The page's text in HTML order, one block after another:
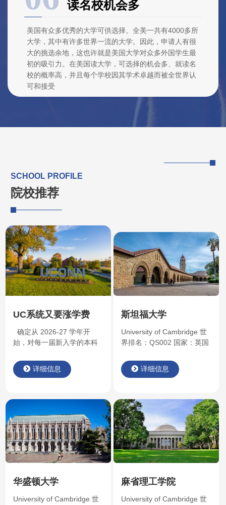
读名校机会多
美国有众多优秀的大学可供选择。全美一共有4000多所
大学，其中有许多世界一流的大学。因此，申请人有很
大的挑选余地，这也许就是美国大学对众多外国学生最
初的吸引力。在美国读大学，可选择的机会多、就读名
校的概率高，并且每个学校因其学术卓越而被全世界认
可和接受
SCHOOL PROFILE
院校推荐
UC系统又要涨学费
了！国际生一年费用
或逼近9万美元
确定从 2026-27 学年开
始，对每一届新入学的本科
的学费调涨机制（基于通
胀），且该上涨幅度一旦确
网发布的董事会会议资料及
校长致辞，学校给出的理由
很简单也很现实，UC 系统目
前正面临多重财政挑战，包
括： 校长在董事会上说，
整收费…
详细信息
斯坦福大学
University of Cambridge 世
界排名：QS002 国家：英国
成员，全球大学校长论坛成
员 ，被誉为“金三角名校”和
身是一个于1209年成立的学
者协会。 School Profile 剑
桥大学（英文：University of
Cambridge；勋衔：
Cantab），坐落于英国剑桥
郡，是一所公立研究型…
详细信息
华盛顿大学
University of Cambridge 世
麻省理工学院
University of Cambridge 世